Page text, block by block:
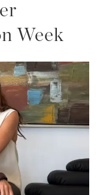
Week